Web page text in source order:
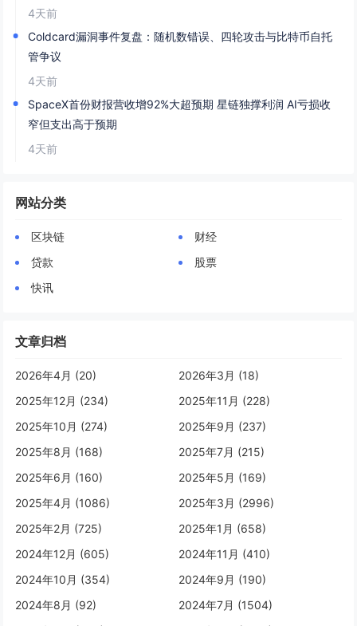
4天前
Coldcard漏洞事件复盘：随机数错误、四轮攻击与比特币自托
管争议
4天前
SpaceX首份财报营收增92%大超预期 星链独撑利润 AI亏损收
窄但支出高于预期
4天前
网站分类
区块链
财经
贷款
股票
快讯
文章归档
2026年4月 (20)
2026年3月 (18)
2025年12月 (234)
2025年11月 (228)
2025年10月 (274)
2025年9月 (237)
2025年8月 (168)
2025年7月 (215)
2025年6月 (160)
2025年5月 (169)
2025年4月 (1086)
2025年3月 (2996)
2025年2月 (725)
2025年1月 (658)
2024年12月 (605)
2024年11月 (410)
2024年10月 (354)
2024年9月 (190)
2024年8月 (92)
2024年7月 (1504)